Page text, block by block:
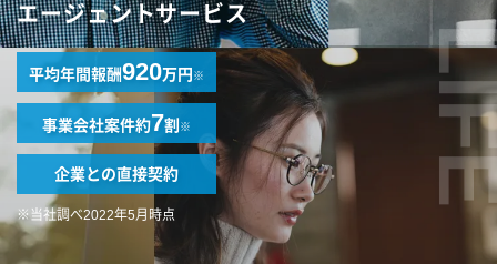
エージェントサービス
平均年間報酬920万円※
事業会社案件約7割※
企業との直接契約
※当社調べ2022年5月時点